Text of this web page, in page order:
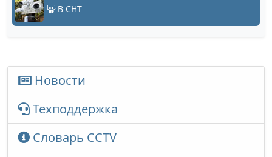
В СНТ
Новости
Техподдержка
Словарь CCTV